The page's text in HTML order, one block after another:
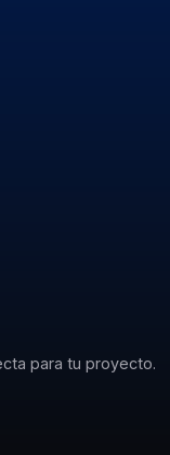
para tu proyecto.